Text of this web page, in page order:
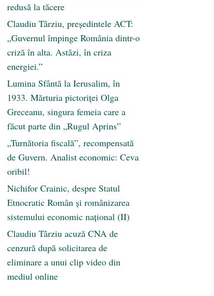
redusă la tăcere
Claudiu Târziu, președintele ACT:
„Guvernul împinge România dintr-o
criză în alta. Astăzi, în criza
energiei.”
Lumina Sfântă la Ierusalim, în
1933. Mărturia pictoriței Olga
Greceanu, singura femeia care a
făcut parte din „Rugul Aprins”
„Turnătoria fiscală”, recompensată
de Guvern. Analist economic: Ceva
oribil!
Nichifor Crainic, despre Statul
Etnocratic Român şi românizarea
sistemului economic naţional (II)
Claudiu Târziu acuză CNA de
cenzură după solicitarea de
eliminare a unui clip video din
mediul online